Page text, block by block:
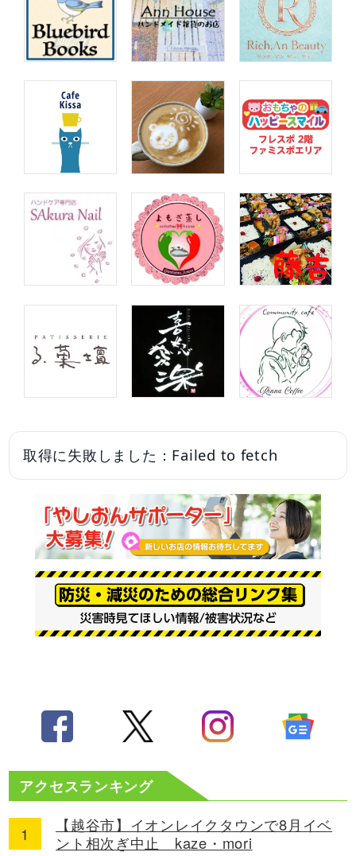
取得に失敗しました：Failed to fetch
アクセスランキング
【越谷市】イオンレイクタウンで8月イベ
ント相次ぎ中止 kaze・mori